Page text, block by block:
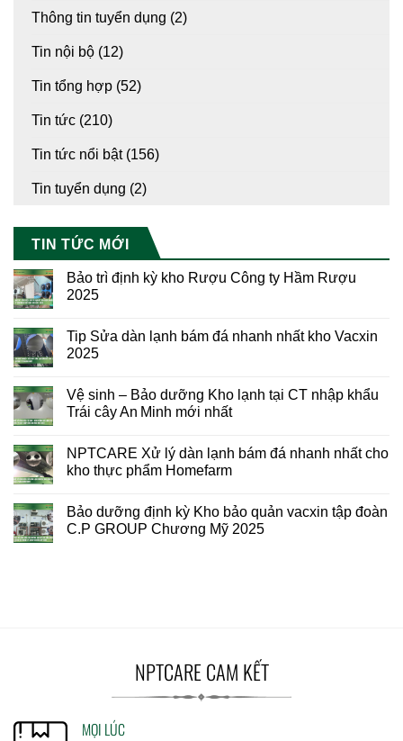
Thông tin tuyển dụng (2)
Tin nội bộ (12)
Tin tổng hợp (52)
Tin tức (210)
Tin tức nổi bật(156)
Tin tuyển dụng (2)
TIN TỨC MỚI
Bảo trì định kỳ kho Rượu Công ty Hầm Rượu
2025
Tip Sửa dàn lạnh bám đá nhanh nhất kho Vacxin
2025
Vệ sinh – Bảo dưỡng Kho lạnh tại CT nhập khẩu
Trái cây An Minh mới nhất
NPTCARE Xử lý dàn lạnh bám đá nhanh nhất cho
kho thực phẩm Homefarm
Bảo dưỡng định kỳ Kho bảo quản vacxin tập đoàn
C.P GROUP Chương Mỹ 2025
NPTCARE CAM KẾT
MỌI LÚC